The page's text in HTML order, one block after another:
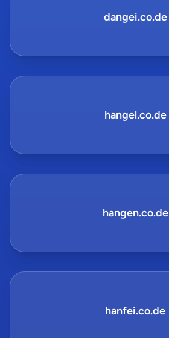
dangei.co.de
hangel.co.de
hangen.co.de
hanfei.co.de